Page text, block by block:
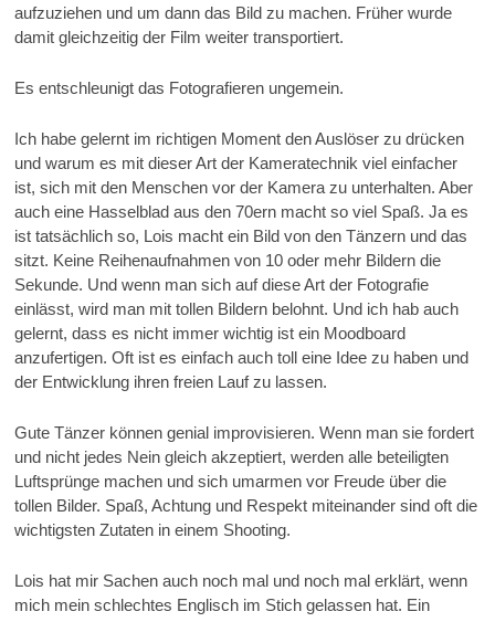
aufzuziehen und um dann das Bild zu machen. Früher wurde
damit gleichzeitig der Film weiter transportiert.
Es entschleunigt das Fotografieren ungemein.
Ich habe gelernt im richtigen Moment den Auslöser zu drücken
und warum es mit dieser Art der Kameratechnik viel einfacher
ist, sich mit den Menschen vor der Kamera zu unterhalten. Aber
auch eine Hasselblad aus den 70ern macht so viel Spaß. Ja es
ist tatsächlich so, Lois macht ein Bild von den Tänzern und das
sitzt. Keine Reihenaufnahmen von 10 oder mehr Bildern die
Sekunde. Und wenn man sich auf diese Art der Fotografie
einlässt, wird man mit tollen Bildern belohnt. Und ich hab auch
gelernt, dass es nicht immer wichtig ist ein Moodboard
anzufertigen. Oft ist es einfach auch toll eine Idee zu haben und
der Entwicklung ihren freien Lauf zu lassen.
Gute Tänzer können genial improvisieren. Wenn man sie fordert
und nicht jedes Nein gleich akzeptiert, werden alle beteiligten
Luftsprünge machen und sich umarmen vor Freude über die
tollen Bilder. Spaß, Achtung und Respekt miteinander sind oft die
wichtigsten Zutaten in einem Shooting.
Lois hat mir Sachen auch noch mal und noch mal erklärt, wenn
mich mein schlechtes Englisch im Stich gelassen hat. Ein